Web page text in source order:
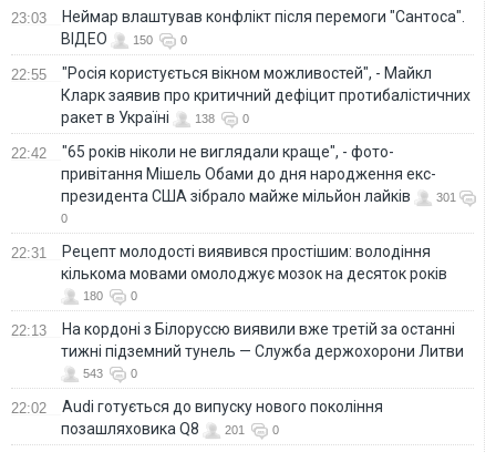
23:03
Неймар влаштував конфлікт після перемоги "Сантоса".
ВІДЕО
150 0
22:55
"Росія користується вікном можливостей", - Майкл
Кларк заявив про критичний дефіцит протибалістичних
ракет в Україні
138 0
22:42
"65 років ніколи не виглядали краще", - фото-
привітання Мішель Обами до дня народження екс-
президента США зібрало майже мільйон лайків
301
0
22:31
Рецепт молодості виявився простішим: володіння
кількома мовами омолоджує мозок на десяток років
180 0
22:13
На кордоні з Білоруссю виявили вже третій за останні
тижні підземний тунель — Служба держохорони Литви
543 0
22:02
Audi готується до випуску нового покоління
позашляховика Q8
201 0